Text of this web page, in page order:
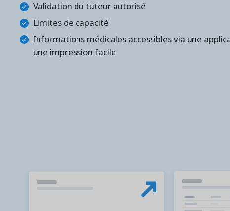
Validation du tuteur autorisé
Limites de capacité
Informations médicales accessibles via une
une impression facile